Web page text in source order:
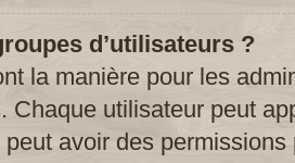
d’utilisateurs ?
la manière pour les
Chaque utilisateur peut
avoir des